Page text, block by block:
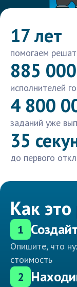
17 лет
помогаем
885 000
исполнителей
4 800
заданий уже
35
до первого
Как это
1
Опишите, что
стоимость
2